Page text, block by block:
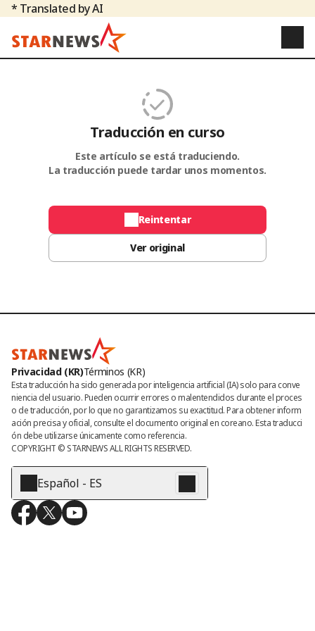
* Translated by AI
Traducción en curso
Este artículo se está traduciendo.
La traducción puede tardar unos momentos.
Reintentar
Ver original
Privacidad (KR)Términos (KR)
Esta traducción ha sido generada por inteligencia artificial (IA) solo para conve
niencia del usuario. Pueden ocurrir errores o malentendidos durante el proces
o de traducción, por lo que no garantizamos su exactitud. Para obtener inform
ación precisa y oficial, consulte el documento original en coreano. Esta traducci
ón debe utilizarse únicamente como referencia.
COPYRIGHT © STARNEWS ALL RIGHTS RESERVED.
Español - ES